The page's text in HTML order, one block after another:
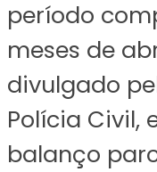
período
meses de
divulgado
Polícia Civil,
balanço